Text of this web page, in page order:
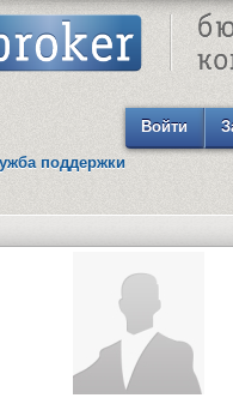
Войти
поддержки